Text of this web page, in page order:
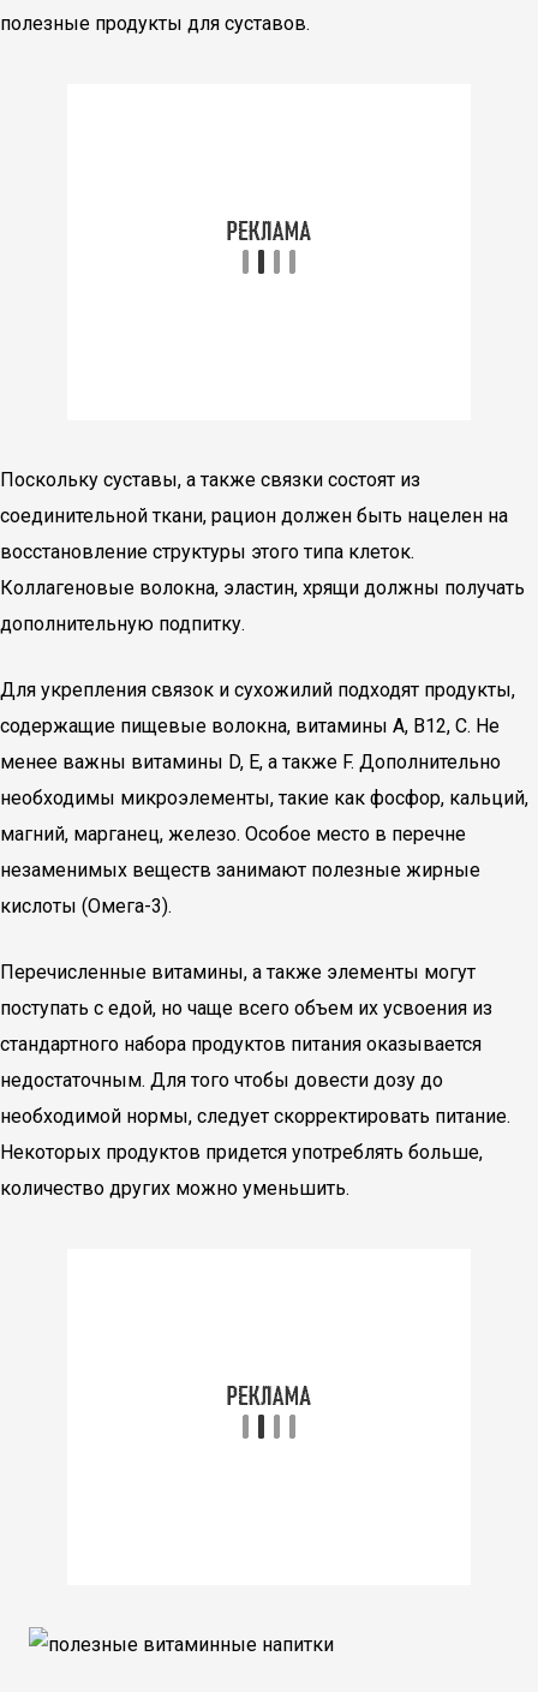
полезные продукты для суставов.
Поскольку суставы, а также связки состоят из
соединительной ткани, рацион должен быть нацелен на
восстановление структуры этого типа клеток.
Коллагеновые волокна, эластин, хрящи должны получать
дополнительную подпитку.
Для укрепления связок и сухожилий подходят продукты,
содержащие пищевые волокна, витамины A, B12, C. Не
менее важны витамины D, E, а также F. Дополнительно
необходимы микроэлементы, такие как фосфор, кальций,
магний, марганец, железо. Особое место в перечне
незаменимых веществ занимают полезные жирные
кислоты (Омега-3).
Перечисленные витамины, а также элементы могут
поступать с едой, но чаще всего объем их усвоения из
стандартного набора продуктов питания оказывается
недостаточным. Для того чтобы довести дозу до
необходимой нормы, следует скорректировать питание.
Некоторых продуктов придется употреблять больше,
количество других можно уменьшить.